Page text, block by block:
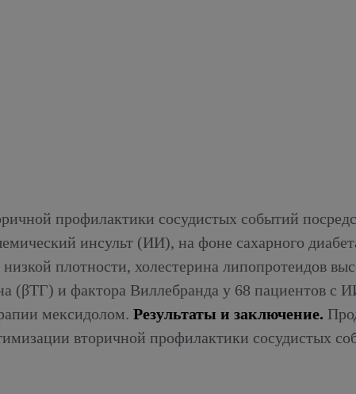
профилактики сосудистых событий
инсульт (ИИ), на фоне сахарного
плотности, холестерина липопротеидов
(βТГ) и фактора Виллебранда у 68 пациентов
мексидолом. Результаты и заключение.
вторичной профилактики сосудистых